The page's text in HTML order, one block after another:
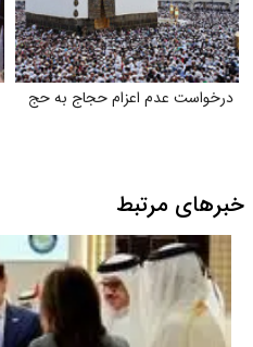
درخواست عدم اعزام حجاج به حج
خبرهای مرتبط